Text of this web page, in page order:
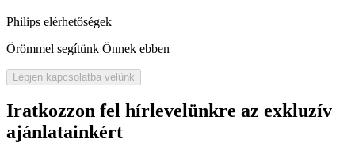
Philips elérhetőségek
Örömmel segítünk Önnek ebben
Lépjen kapcsolatba velünk
Iratkozzon fel hírlevelünkre az exkluzív
ajánlatainkért​